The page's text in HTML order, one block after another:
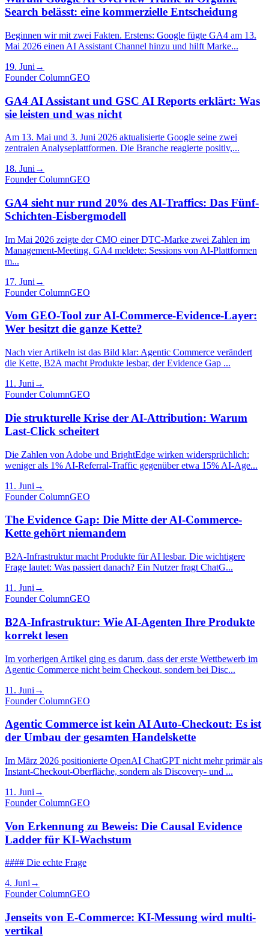
Search belässt: eine kommerzielle Entscheidung
Beginnen wir mit zwei Fakten. Erstens: Google fügte GA4 am 13.
Mai 2026 einen AI Assistant Channel hinzu und hilft Marke...
19. Juni →
Founder ColumnGEO
GA4 AI Assistant und GSC AI Reports erklärt: Was
sie leisten und was nicht
Am 13. Mai und 3. Juni 2026 aktualisierte Google seine zwei
zentralen Analyseplattformen. Die Branche reagierte positiv,...
18. Juni →
Founder ColumnGEO
GA4 sieht nur rund 20% des AI-Traffics: Das Fünf-
Schichten-Eisbergmodell
Im Mai 2026 zeigte der CMO einer DTC-Marke zwei Zahlen im
Management-Meeting. GA4 meldete: Sessions von AI-Plattformen
m...
17. Juni →
Founder ColumnGEO
Vom GEO-Tool zur AI-Commerce-Evidence-Layer:
Wer besitzt die ganze Kette?
Nach vier Artikeln ist das Bild klar: Agentic Commerce verändert
die Kette, B2A macht Produkte lesbar, der Evidence Gap ...
11. Juni →
Founder ColumnGEO
Die strukturelle Krise der AI-Attribution: Warum
Last-Click scheitert
Die Zahlen von Adobe und BrightEdge wirken widersprüchlich:
weniger als 1% AI-Referral-Traffic gegenüber etwa 15% AI-Age...
11. Juni →
Founder ColumnGEO
The Evidence Gap: Die Mitte der AI-Commerce-
Kette gehört niemandem
B2A-Infrastruktur macht Produkte für AI lesbar. Die wichtigere
Frage lautet: Was passiert danach? Ein Nutzer fragt ChatG...
11. Juni →
Founder ColumnGEO
B2A-Infrastruktur: Wie AI-Agenten Ihre Produkte
korrekt lesen
Im vorherigen Artikel ging es darum, dass der erste Wettbewerb im
Agentic Commerce nicht beim Checkout, sondern bei Disc...
11. Juni →
Founder ColumnGEO
Agentic Commerce ist kein AI Auto-Checkout: Es ist
der Umbau der gesamten Handelskette
Im März 2026 positionierte OpenAI ChatGPT nicht mehr primär als
Instant-Checkout-Oberfläche, sondern als Discovery- und ...
11. Juni →
Founder ColumnGEO
Von Erkennung zu Beweis: Die Causal Evidence
Ladder für KI-Wachstum
#### Die echte Frage
4. Juni →
Founder ColumnGEO
Jenseits von E-Commerce: KI-Messung wird multi-
vertikal